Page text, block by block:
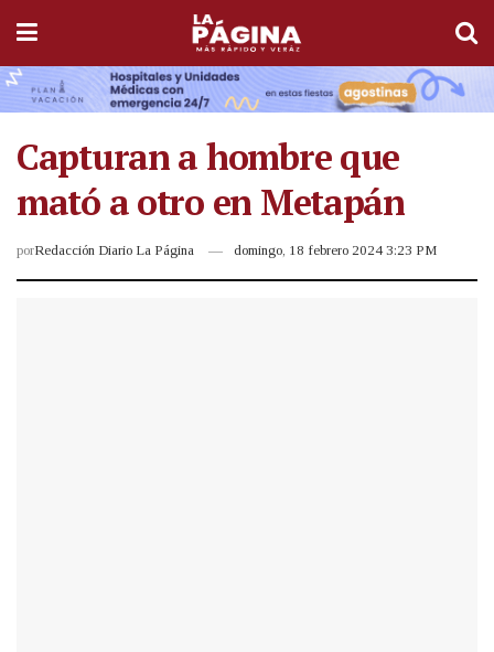
Capturan a hombre que
mató a otro en Metapán
porRedacción Diario La Página domingo, 18 febrero 2024 3:23 PM